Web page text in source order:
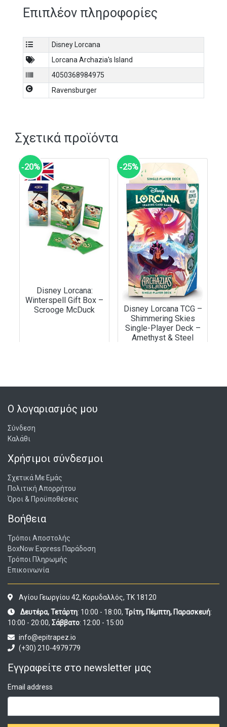
Κατασκευαστής: Ravensburger
Σειρά: Disney Lorcana Trading Card Game
Περιεχόμενο: Κάθε πακέτο περιλαμβάνει 12 τυχαίες
κάρτες, συμπεριλαμβανομένων:
6 Common κάρτες
3 Uncommon κάρτες
2 κάρτες Rare, Super Rare ή Legendary
1 τυχαία foil κάρτα
διευρύνοντας τις στρατηγικές επιλογές στο παιχνίδι.
από 200 νέες κάρτες, εμπλουτίζοντας τη συλλογή και
τις δυνατότητες κάθε παίκτη.
Πλεονεκτήματα:
Εμπλουτισμός deck: Νέοι χαρακτήρες και ικανότητες
προσθέτουν βάθος στο gameplay.
Συλλεκτική αξία: Με νέες σπάνιες και foil κάρτες, το
σετ είναι ιδανικό για συλλέκτες.
Αναβαθμισμένη στρατηγική: Οι dual-ink κάρτες
εισάγουν νέες τακτικές στο παιχνίδι.
Το Archazia’s Island Booster Pack είναι ιδανικό για
παίκτες που θέλουν να βελτιώσουν τις τράπουλές τους
με νέους χαρακτήρες και ικανότητες, καθώς και για
συλλέκτες που επιθυμούν να επεκτείνουν τη συλλογή
τους στο Disney Lorcana TCG.
Επιπλέον πληροφορίες
Disney Lorcana
Lorcana Archazia's Island
4050368984975
Ravensburger
Σχετικά προϊόντα
‑20%
Disney Lorcana:
Winterspell Gift Box –
Scrooge McDuck
‑25%
Disney Lorcana TCG –
Shimmering Skies
Single-Player Deck –
Amethyst & Steel
Ο λογαριασμός μου
Σύνδεση
Καλάθι
Χρήσιμοι σύνδεσμοι
Σχετικά Με Εμάς
Πολιτική Απορρήτου
Όροι & Προϋποθέσεις
Βοήθεια
Τρόποι Αποστολής
BoxNow Express Παράδοση
Τρόποι Πληρωμής
Επικοινωνία
Αγίου Γεωργίου 42, Κορυδαλλός, ΤΚ 18120
Δευτέρα, Τετάρτη: 10:00 - 18:00, Τρίτη, Πέμπτη, Παρασκευή:
10:00 - 20:00, Σάββατο: 12:00 - 15:00
info@epitrapez.io
(+30) 210-4979779
Εγγραφείτε στο newsletter μας
Email address